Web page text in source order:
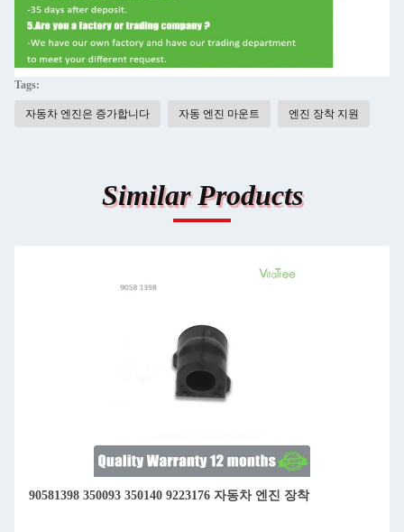
Tags:
자동차 엔진은 증가합니다 자동 엔진 마운트 엔진 장착 지원
Similar Products
90581398 350093 350140 9223176 자동차 엔진 장착